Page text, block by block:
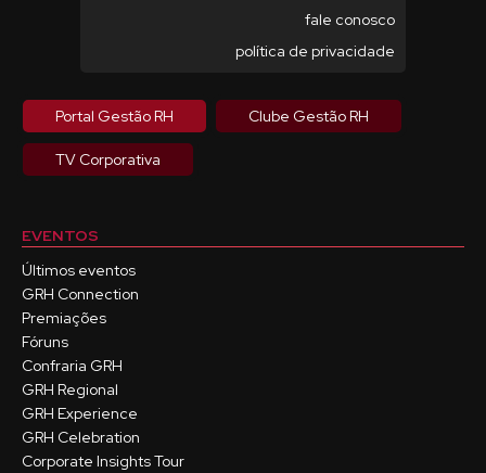
fale conosco
política de privacidade
Portal Gestão RH Clube Gestão RH
TV Corporativa
EVENTOS
Últimos eventos
GRH Connection
Premiações
Fóruns
Confraria GRH
GRH Regional
GRH Experience
GRH Celebration
Corporate Insights Tour